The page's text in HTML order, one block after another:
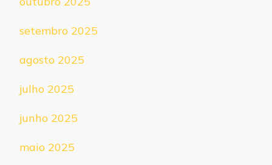
setembro 2025
agosto 2025
julho 2025
junho 2025
maio 2025